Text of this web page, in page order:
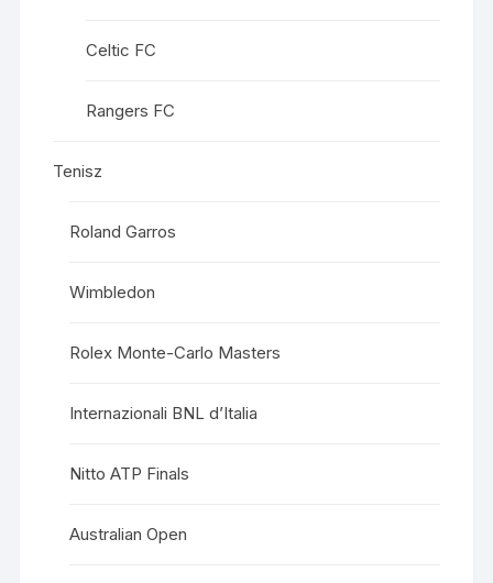
Celtic FC
Rangers FC
Tenisz
Roland Garros
Wimbledon
Rolex Monte-Carlo Masters
Internazionali BNL d’Italia
Nitto ATP Finals
Australian Open